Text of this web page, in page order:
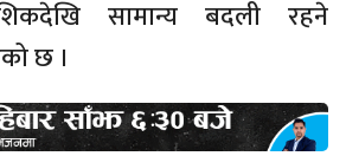
सामान्य बदली रहने
छ ।